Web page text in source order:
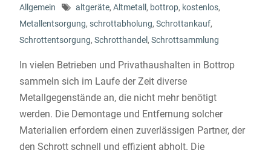
Allgemein
altgeräte, Altmetall , bottrop, kostenlos,
Metallentsorgung, schrottabholung, Schrottankauf,
Schrottentsorgung, Schrotthandel , Schrottsammlung
In vielen Betrieben und Privathaushalten in Bottrop
sammeln sich im Laufe der Zeit diverse
Metallgegenstände an, die nicht mehr benötigt
werden. Die Demontage und Entfernung solcher
Materialien erfordern einen zuverlässigen Partner, der
den Schrott schnell und effizient abholt. Die